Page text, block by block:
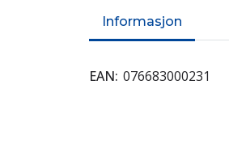
Informasjon
EAN 076683000231